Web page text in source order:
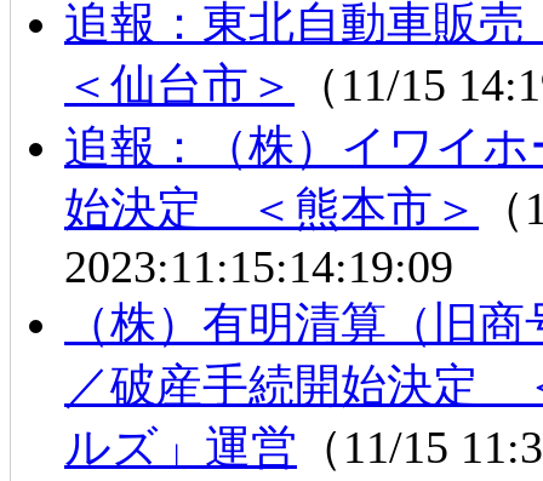
追報：東北自動車販
＜仙台市＞
（11/15
追報：（株）イワイ
始決定 ＜熊本市＞
2023:11:15:14:19:09
（株）有明清算（旧
／破産手続開始決定
ルズ」運営 （11/15